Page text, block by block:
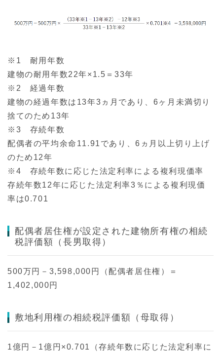
※1 耐用年数
建物の耐用年数22年×1.5＝33年
※2 経過年数
建物の経過年数は13年3ヵ月であり、6ヶ月未満切り
捨てのため13年
※3 存続年数
配偶者の平均余命11.91であり、6ヵ月以上切り上げ
のため12年
※4 存続年数に応じた法定利率による複利現価率
存続年数12年に応じた法定利率3％による複利現価
率は0.701
配偶者居住権が設定された建物所有権の相続
税評価額（長男取得）
500万円－3,598,000円（配偶者居住権）＝
1,402,000円
敷地利用権の相続税評価額（母取得）
1億円－1億円×0.701（存続年数に応じた法定利率に